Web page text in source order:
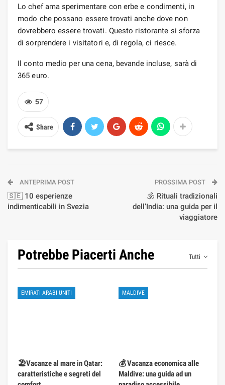
Lo chef ama sperimentare con erbe e condimenti, in
modo che possano essere trovati anche dove non
dovrebbero essere trovati. Questo ristorante si sforza
di sorprendere i visitatori e, di regola, ci riesce.
Il conto medio per una cena, bevande incluse, sarà di
365 euro.
57
Share
ANTEPRIMA POST
🇸🇪 10 esperienze
indimenticabili in Svezia
PROSSIMA POST
🕉️ Rituali tradizionali
dell’India: una guida per il
viaggiatore
Tutti
Potrebbe Piacerti Anche
EMIRATI ARABI UNITI
🏖️Vacanze al mare in Qatar:
caratteristiche e segreti del
MALDIVE
💰 Vacanza economica alle
Maldive: una guida ad un